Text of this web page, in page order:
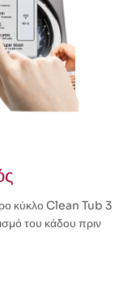
κύκλο Clean Tub 3
του κάδου πριν